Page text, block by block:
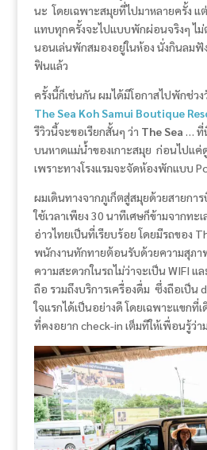
นะ โดยเฉพาะสมุยที่ไปมาหลายครั้ง แ
แทบทุกครั้งจะไปแบบพักผ่อนจริงๆ ไม่
นอนเล่นพักสมองอยู่ในห้อง นั่งกินลมฟั
ฟินแล้ว
ครั้งนี้ก็เช่นกัน ผมได้มีโอกาสไปพักช่ว
The Sea Koh Samui Boutique
รีวิวนี้จะขอเรียกสั้นๆ ว่า ​ The Sea … ที่
บนหาดแม่น้ำของเกาะสมุย ก่อนไปแค่
เพราะทางโรงแรมจะจัดห้องพักแบบ
ผมเดินทางจากภูเก็ตสู่สมุยด้วยสายกา
ใช้เวลาเพียง 30 นาทีเศษก็ข้ามจากท
อ่าวไทยเป็นที่เรียบร้อย โดยมีรถของ
พนักงานทักทายต้อนรับด้วยความสุภ
ความสะดวกในรถไม่ว่าจะเป็น WIFI แ
ถือ รวมถึงบริการเครื่องดื่ม ซึ่งถือเป็น
ใจแรกได้เป็นอย่างดี โดยเฉพาะแขกที่
ที่คงอยาก check-in เต็มทีให้เพื่อนรู้ว่า